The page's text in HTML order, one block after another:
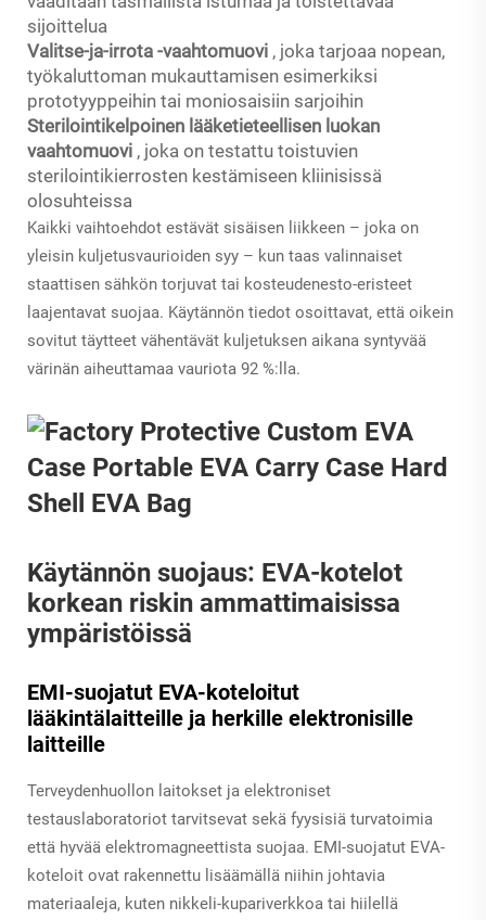
sijoittelua
Valitse-ja-irrota -vaahtomuovi , joka tarjoaa nopean,
työkaluttoman mukauttamisen esimerkiksi
prototyyppeihin tai moniosaisiin sarjoihin
Sterilointikelpoinen lääketieteellisen luokan
vaahtomuovi , joka on testattu toistuvien
sterilointikierrosten kestämiseen kliinisissä
olosuhteissa
Kaikki vaihtoehdot estävät sisäisen liikkeen – joka on
yleisin kuljetusvaurioiden syy – kun taas valinnaiset
staattisen sähkön torjuvat tai kosteudenesto-eristeet
laajentavat suojaa. Käytännön tiedot osoittavat, että oikein
sovitut täytteet vähentävät kuljetuksen aikana syntyvää
värinän aiheuttamaa vauriota 92 %:lla.
Käytännön suojaus: EVA-kotelot
korkean riskin ammattimaisissa
ympäristöissä
EMI-suojatut EVA-koteloitut
lääkintälaitteille ja herkille elektronisille
laitteille
Terveydenhuollon laitokset ja elektroniset
testauslaboratoriot tarvitsevat sekä fyysisiä turvatoimia
että hyvää elektromagneettista suojaa. EMI-suojatut EVA-
koteloit ovat rakennettu lisäämällä niihin johtavia
materiaaleja, kuten nikkeli-kupariverkkoa tai hiilellä